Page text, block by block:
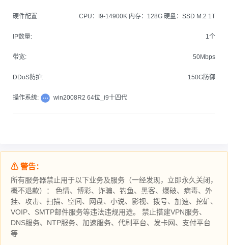
硬件配置: CPU：I9-14900K 内存：128G 硬盘：SSD M.2 1T
IP数量: 1个
带宽: 50Mbps
DDoS防护: 150G防御
操作系统: win2008R2 64位_i9十四代
⚠ 警告：
所有服务器禁止用于以下业务及服务（一经发现，立即永久关闭，
概不退款）： 色情、博彩、诈骗、钓鱼、黑客、爆破、病毒、外
挂、攻击、扫描、空间、网盘、小说、影视、拨号、加速、挖矿、
VOIP、SMTP邮件服务等违法违规用途。 禁止搭建VPN服务、
DNS服务、NTP服务、加速服务、代刷平台、发卡网、支付平台
等